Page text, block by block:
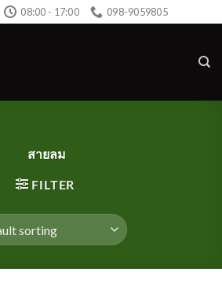
08:00 - 17:00 098-9059805
สายลม
FILTER